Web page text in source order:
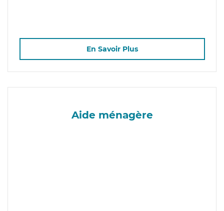
En Savoir Plus
Aide ménagère